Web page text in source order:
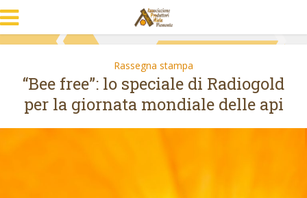
Rassegna stampa
“Bee free”: lo speciale di Radiogold
per la giornata mondiale delle api